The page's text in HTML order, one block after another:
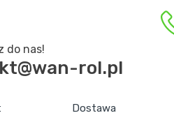
do nas!
rol.pl
Dostawa